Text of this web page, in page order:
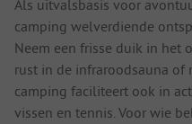
Als uitvalsbasis voor
camping welverdiende
Neem een frisse duik in het
rust in de infraroodsauna of
camping faciliteert ook in
vissen en tennis. Voor wie